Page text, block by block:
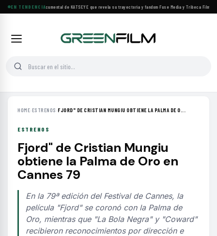
EN TENDENCIA
Llega a cines el documental de KATSEYE que revela su trayectoria y fandom·Fuse Media y Tribeca Films
HOME›ESTRENOS ›FJORD" DE CRISTIAN MUNGIU OBTIENE LA PALMA DE O...
ESTRENOS
Fjord" de Cristian Mungiu
obtiene la Palma de Oro en
Cannes 79
En la 79ª edición del Festival de Cannes, la
película "Fjord" se coronó con la Palma de
Oro, mientras que "La Bola Negra" y "Coward"
recibieron reconocimientos por dirección e